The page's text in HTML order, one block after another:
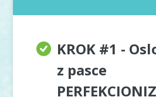
KROK #1 -
z pasce